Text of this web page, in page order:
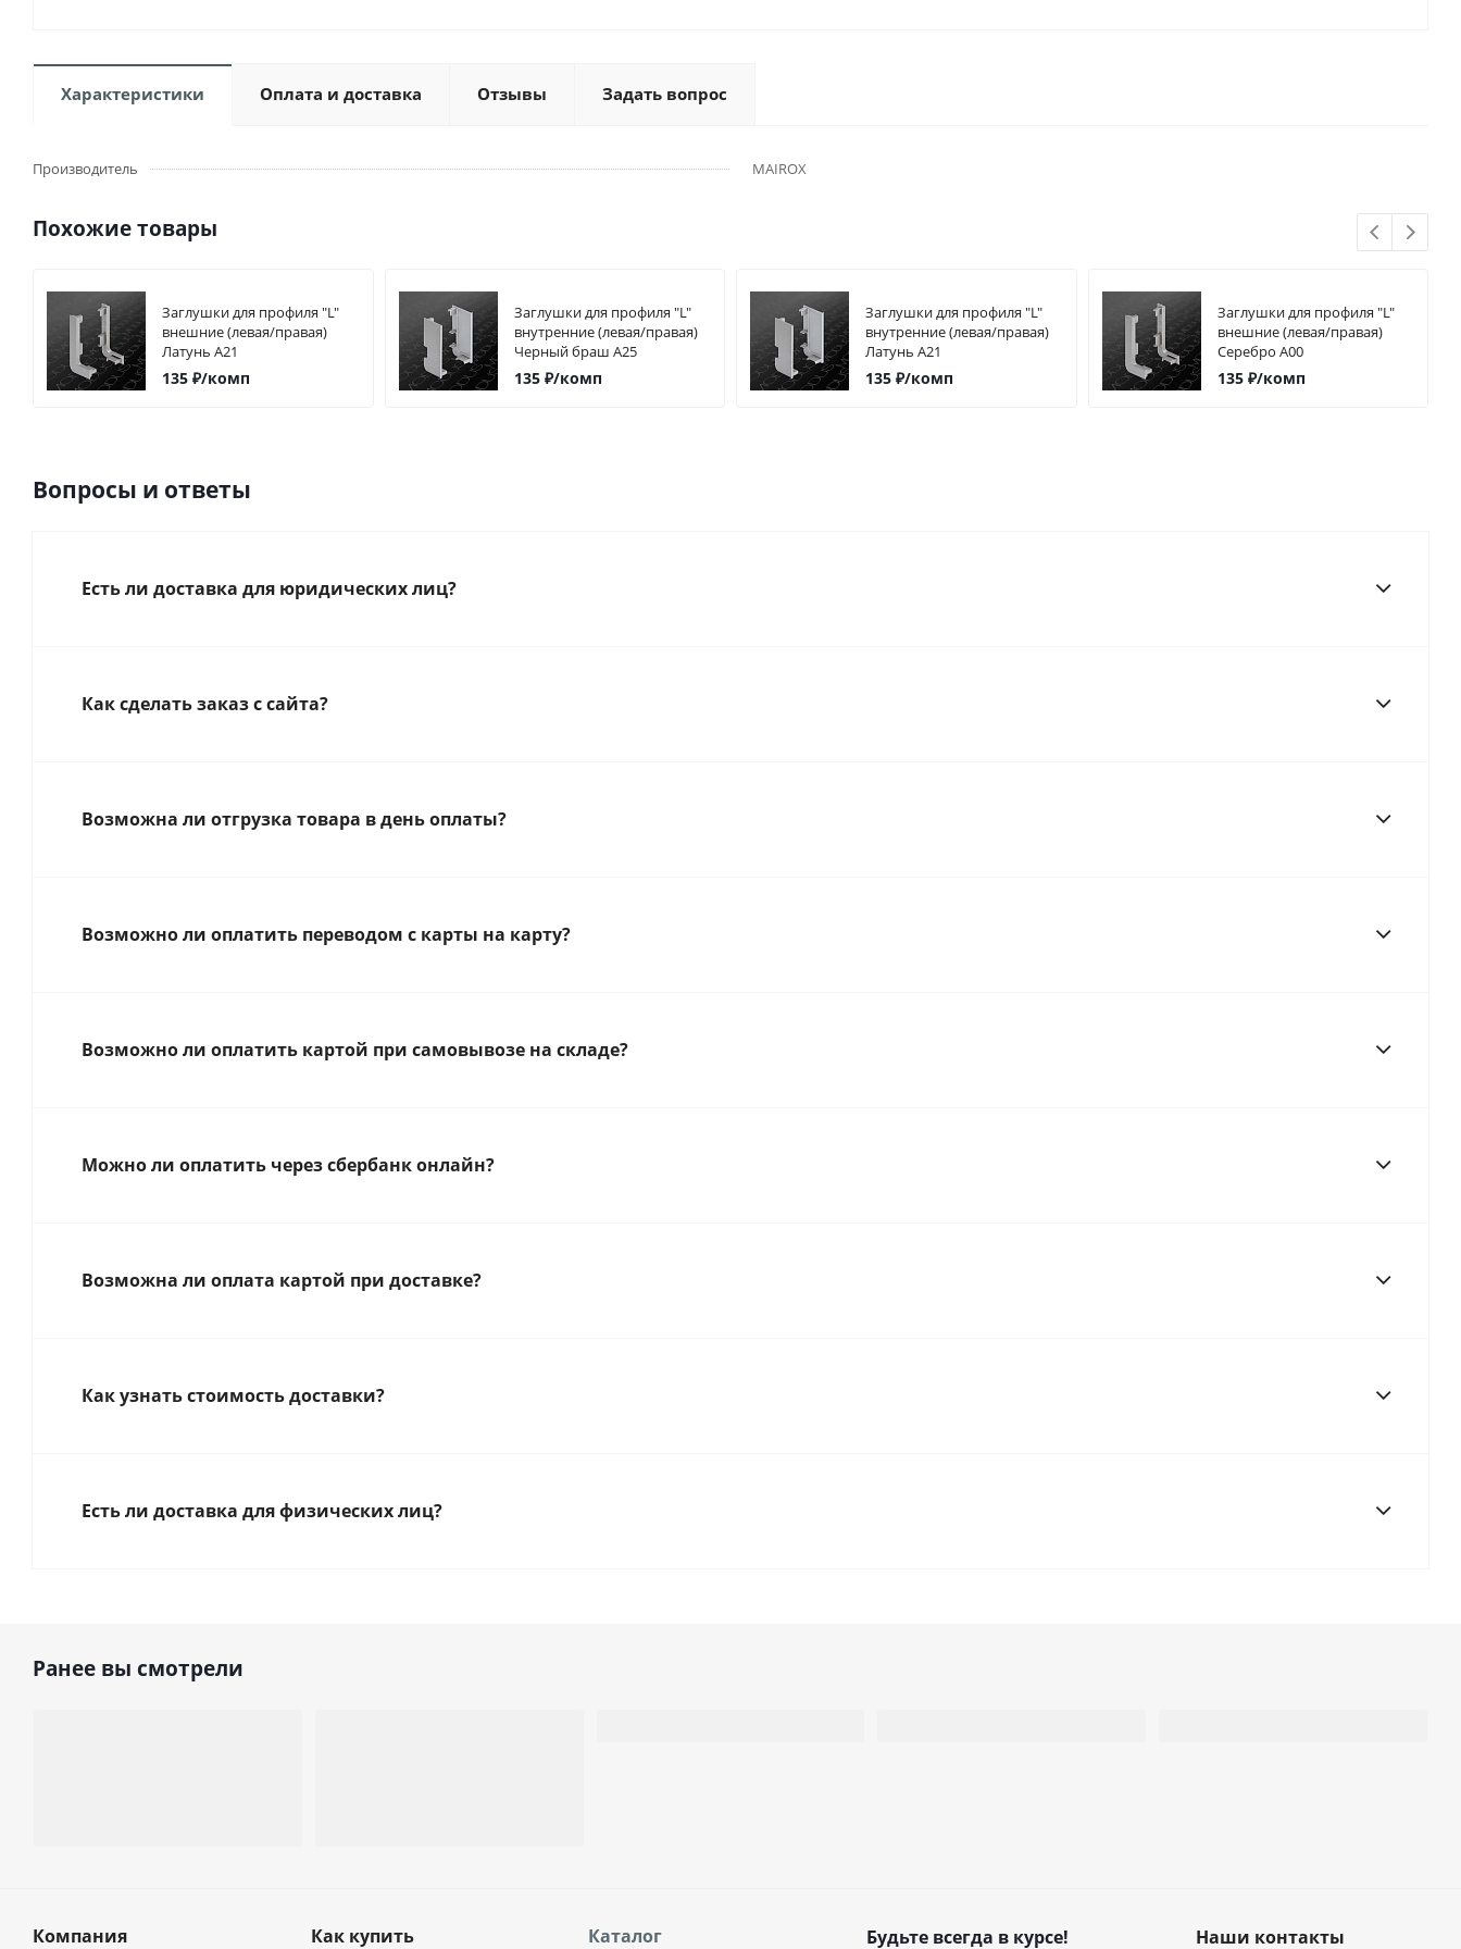
Характеристики Оплата и доставка Отзывы Задать вопрос
Производитель MAIROX
Похожие товары
Заглушки для профиля "L"
внешние (левая/правая)
Латунь А21
135 ₽/комп
Заглушки для профиля "L"
внутренние (левая/правая)
Черный браш А25
135₽/комп
Заглушки для профиля "L"
внутренние (левая/правая)
Латунь А21
135 ₽/комп
Заглушки для профиля "L"
внешние (левая/правая)
Серебро А00
135₽/комп
Вопросы и ответы
Есть ли доставка для юридических лиц?
Как сделать заказ с сайта?
Возможна ли отгрузка товара в день оплаты?
Возможно ли оплатить переводом с карты на карту?
Возможно ли оплатить картой при самовывозе на складе?
Можно ли оплатить через сбербанк онлайн?
Возможна ли оплата картой при доставке?
Как узнать стоимость доставки?
Есть ли доставка для физических лиц?
Ранее вы смотрели
Компания Как купить Каталог Будьте всегда в курсе! Наши контакты